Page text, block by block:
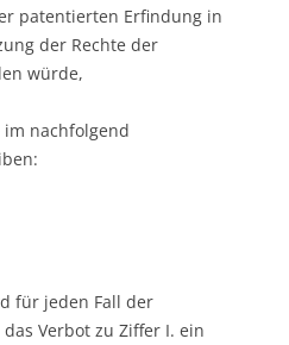
patentierten Erfindung in
der Rechte der
würde,
nachfolgend
für jeden Fall der
Verbot zu Ziffer I. ein